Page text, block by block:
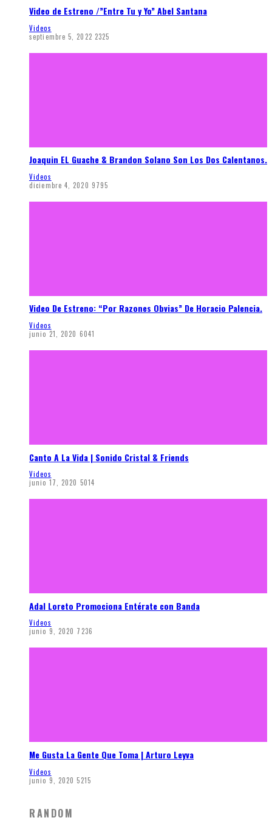
Video de Estreno /”Entre Tu y Yo” Abel Santana
Videos
septiembre 5, 2022 2325
Joaquin EL Guache & Brandon Solano Son Los Dos Calentanos.
Videos
diciembre 4, 2020 9795
Video De Estreno: “Por Razones Obvias” De Horacio Palencia.
Videos
junio 21, 2020 6041
Canto A La Vida | Sonido Cristal & Friends
Videos
junio 17, 2020 5014
Adal Loreto Promociona Entérate con Banda
Videos
junio 9, 2020 7236
Me Gusta La Gente Que Toma | Arturo Leyva
Videos
junio 9, 2020 5215
RANDOM